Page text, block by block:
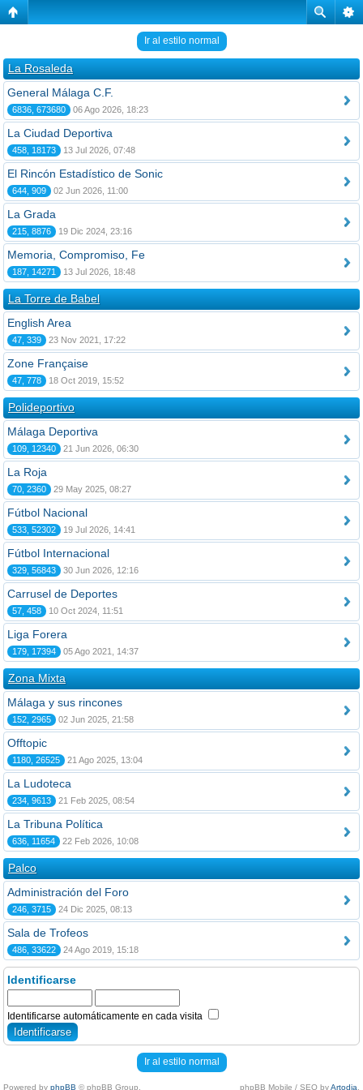
Ir al estilo normal
La Rosaleda
General Málaga C.F.
6836, 673680 06 Ago 2026, 18:23
La Ciudad Deportiva
458, 18173 13 Jul 2026, 07:48
El Rincón Estadístico de Sonic
644, 909 02 Jun 2026, 11:00
La Grada
215, 8876 19 Dic 2024, 23:16
Memoria, Compromiso, Fe
187, 14271 13 Jul 2026, 18:48
La Torre de Babel
English Area
47, 339 23 Nov 2021, 17:22
Zone Française
47, 778 18 Oct 2019, 15:52
Polideportivo
Málaga Deportiva
109, 12340 21 Jun 2026, 06:30
La Roja
70, 2360 29 May 2025, 08:27
Fútbol Nacional
533, 52302 19 Jul 2026, 14:41
Fútbol Internacional
329, 56843 30 Jun 2026, 12:16
Carrusel de Deportes
57, 458 10 Oct 2024, 11:51
Liga Forera
179, 17394 05 Ago 2021, 14:37
Zona Mixta
Málaga y sus rincones
152, 2965 02 Jun 2025, 21:58
Offtopic
1180, 26525 21 Ago 2025, 13:04
La Ludoteca
234, 9613 21 Feb 2025, 08:54
La Tribuna Política
636, 11654 22 Feb 2026, 10:08
Palco
Administración del Foro
246, 3715 24 Dic 2025, 08:13
Sala de Trofeos
486, 33622 24 Ago 2019, 15:18
Identificarse
Identificarse automáticamente en cada visita
Ir al estilo normal
Powered by phpBB © phpBB Group. phpBB Mobile / SEO byArtodia